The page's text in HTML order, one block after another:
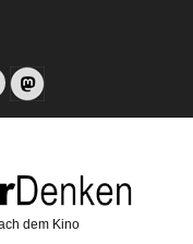
dem Kino